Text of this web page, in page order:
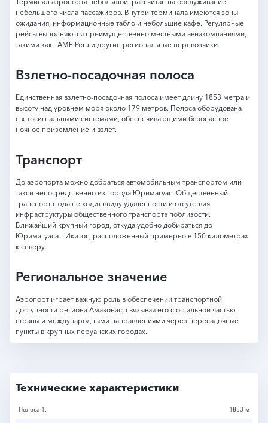
небольшого числа пассажиров. Внутри терминала имеются зоны
ожидания, информационные табло и небольшие кафе. Регулярные
рейсы выполняются преимущественно местными авиакомпаниями,
такими как TAME Peru и другие региональные перевозчики.
Взлетно-посадочная полоса
Единственная взлетно-посадочная полоса имеет длину 1853 метра и
высоту над уровнем моря около 179 метров. Полоса оборудована
светосигнальными системами, обеспечивающими безопасное
ночное приземление и взлёт.
Транспорт
До аэропорта можно добраться автомобильным транспортом или
такси непосредственно из города Юримагуас. Общественный
транспорт сюда не ходит ввиду удаленности и отсутствия
инфраструктуры общественного транспорта поблизости.
Ближайший крупный город, откуда удобно добираться до
Юримагуаса – Икитос, расположенный примерно в 150 километрах
к северу.
Региональное значение
Аэропорт играет важную роль в обеспечении транспортной
доступности региона Амазонас, связывая его с остальной частью
страны и международными направлениями через пересадочные
пункты в крупных перуанских городах.
Технические характеристики
Полоса 1: 1853 м